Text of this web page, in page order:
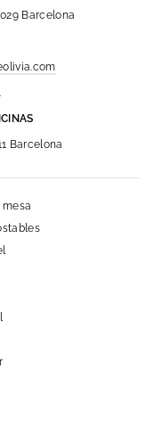
Barcelona
Barcelona